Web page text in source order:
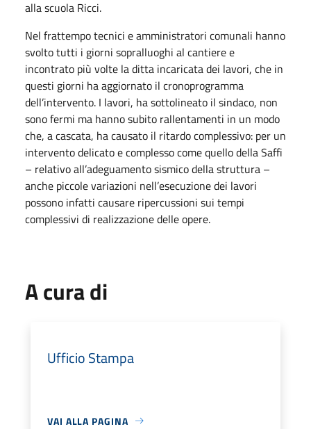
alla scuola Ricci.
Nel frattempo tecnici e amministratori comunali hanno
svolto tutti i giorni sopralluoghi al cantiere e
incontrato più volte la ditta incaricata dei lavori, che in
questi giorni ha aggiornato il cronoprogramma
dell’intervento. I lavori, ha sottolineato il sindaco, non
sono fermi ma hanno subito rallentamenti in un modo
che, a cascata, ha causato il ritardo complessivo: per un
intervento delicato e complesso come quello della Saffi
– relativo all’adeguamento sismico della struttura –
anche piccole variazioni nell’esecuzione dei lavori
possono infatti causare ripercussioni sui tempi
complessivi di realizzazione delle opere.
A cura di
Ufficio Stampa
VAI ALLA PAGINA